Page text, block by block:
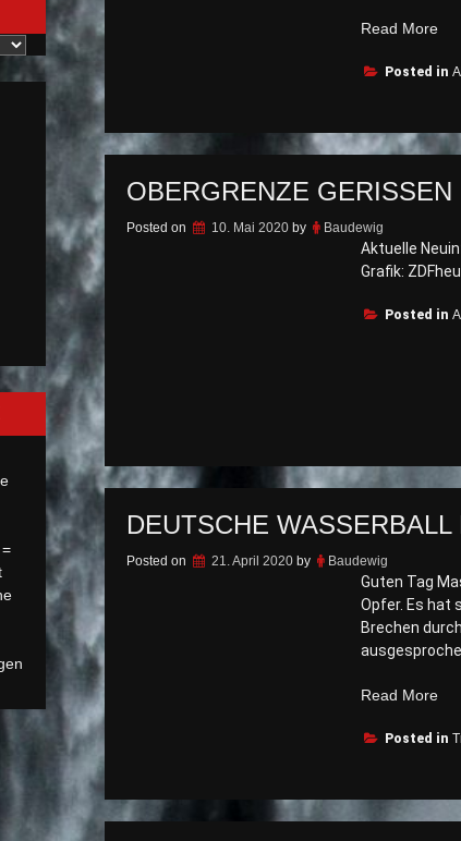
Read More„Das
sie
Posted in
OBERGRENZE GERISSEN
Posted on 10. Mai 2020by Baudewig
Aktuelle
Grafik:
Posted in
DEUTSCHE
Posted on 21. April 2020by Baudewig
Guten Tag
Opfer. Es hat
Brechen
Read More
Posted in